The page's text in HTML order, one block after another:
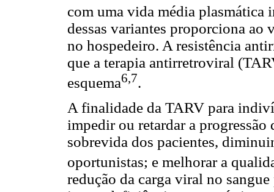
com uma vida média plasmática
dessas variantes proporciona ao
no hospedeiro. A resistência
que a terapia antirretroviral
esquema6,7.
A finalidade da TARV para
impedir ou retardar a
sobrevida dos pacientes,
oportunistas; e melhorar a
redução da carga viral no